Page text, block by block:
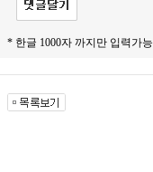
* 한글 1000자 까지만 입력가